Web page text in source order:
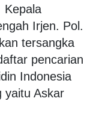
Kepala
Irjen. Pol.
tersangka
pencarian
Indonesia
yaitu Askar